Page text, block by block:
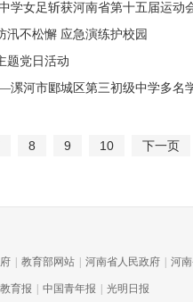
女足斩获河南省第十五届运动
汛不松懈 应急演练护校园
题党日活动
河市郾城区第三初级中学多名
8 9 10 下一页
教育部网站 河南省人民政府 河
育报 中国青年报 光明日报